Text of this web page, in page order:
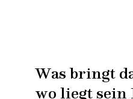
Was bringt
wo liegt sein